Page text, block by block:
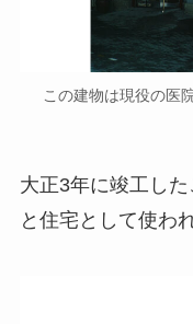
この建物は現役の医
大正3年に竣工し
と住宅として使わ